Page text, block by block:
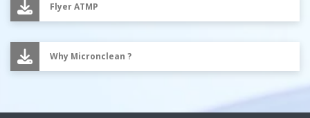
Flyer ATMP
Why Micronclean ?